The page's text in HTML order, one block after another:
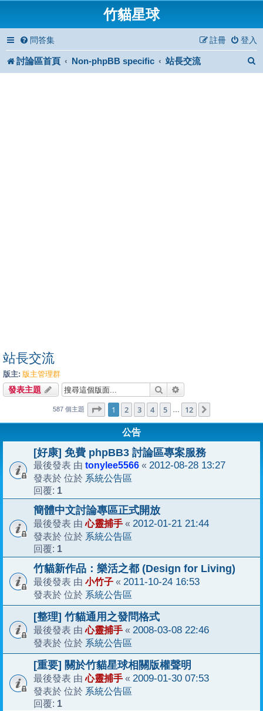
竹貓星球
問答集 登入
註冊
討論區首頁 Non-phpBB specific 站長交流
站長交流
版主: 版主管理群
發表主題 搜尋
587 個主題 第1 頁 (共 12頁)
1 2 3 4 5 … 12
公告
[好康] 免費 phpBB3 討論區專案服務
最後發表 由 tonylee5566 « 2012-08-28 13:27
發表於 位於 系統公告區
回覆: 1
簡體中文討論專區正式開放
最後發表 由心靈捕手 « 2012-01-21 21:44
發表於 位於 系統公告區
回覆: 1
竹貓新作品：樂活之都 (Design for Living)
最後發表 由 小竹子 « 2011-10-24 16:53
發表於 位於 系統公告區
[整理] 竹貓通用之發問格式
最後發表 由心靈捕手 « 2008-03-08 22:46
發表於 位於 系統公告區
[重要] 關於竹貓星球相關版權聲明
最後發表 由心靈捕手 « 2009-01-30 07:53
發表於 位於 系統公告區
回覆: 1